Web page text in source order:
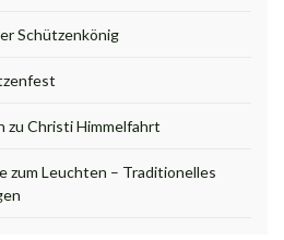
Schützenkönig
zu Christi Himmelfahrt
zum Leuchten – Traditionelles